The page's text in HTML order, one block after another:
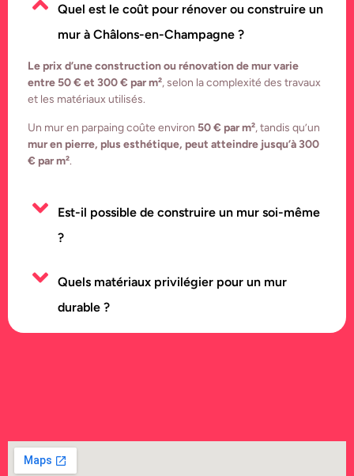
Quel est le coût pour rénover ou construire un
mur à Châlons-en-Champagne ?
Le prix d’une construction ou rénovation de mur varie
entre 50 € et 300 € par m², selon la complexité des travaux
et les matériaux utilisés.
Un mur en parpaing coûte environ 50 € par m², tandis qu’un
mur en pierre, plus esthétique, peut atteindre jusqu’à 300
€ par m².
Est-il possible de construire un mur soi-même
?
Quels matériaux privilégier pour un mur
durable ?